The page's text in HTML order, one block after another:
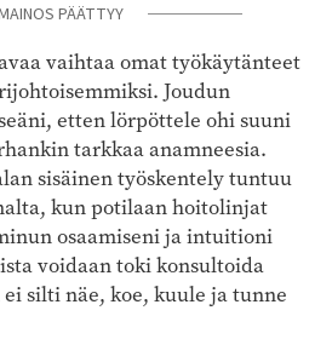
PÄÄTTYY
vaihtaa omat työkäytänteet
Joudun
etten lörpöttele ohi suuni
tarkkaa anamneesia.
sisäinen työskentely tuntuu
kun potilaan hoitolinjat
osaamiseni ja intuitioni
voidaan toki konsultoida
silti näe, koe, kuule ja tunne